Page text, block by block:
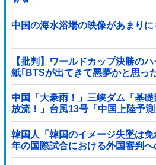
中国の海水浴場の映像があまりに
【批判】ワールドカップ決勝の
紙｢BTSが出てきて悪夢かと思っ
中国「大豪雨！」三峡ダム「基
放流！」台風13号「中国上陸予
（画像」中国「台風同時上陸！
→
韓国人「韓国のイメージ失墜は
年の国際試合における外国審判
斉に報じられる‥」